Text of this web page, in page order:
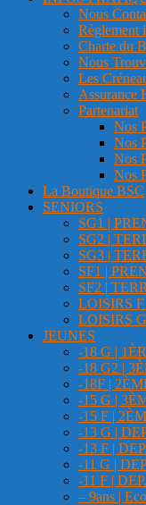
Nous
Règlement
Charte du
Nous
Les
Assurance
Partenariat
Nos
Nos
Nos
Nos
La Boutique BSC
SENIORS
SG1 |
SG2 |
SG3 |
SF1 |
SF2 |
LOISIRS
LOISIRS
JEUNES
-18 G |
-18 G2 |
-18F |
-15 G |
-15 F |
-13 G |
-13 F |
-11 G |
-11 F |
– 9ans |